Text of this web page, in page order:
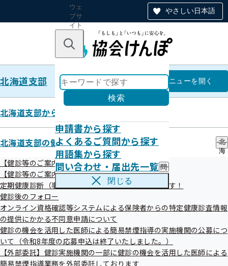
やさしい日本語
ウェ
ブサ
イト
のナ
ン
キーワードで探す
検索
申請書から探す
よくあるご質問から探す
用語集から探す
問い合わせ・届出先一覧 問
い
せ
・
出
先
一
覧
閉じる
北海道支部 北海道支部
メニューを開く
北海道支部からのお知らせ
北海道支部の健診・保健指導のご案内
北
海
診
健
導
【健診等のご案内】ご本人（被保険者）さま
【健診等のご案内】ご家族（被扶養者）さま
定期健康診断（事業者健診）の結果をご提供願います！
健診後のフォロー
オンライン資格確認等システムによる保険者からの特定健康診査情報
の提供にかかる不同意申請について
健診の機会を活用した医師による簡易禁煙指導の実施機関の公募につ
いて（令和8年度の応募申込は終了いたしました。）
【外部委託】健診実施機関の一部に健診の機会を活用した医師による
簡易禁煙指導業務を外部委託しております
統計情報
令和08年07月21日
適用状況等の推移